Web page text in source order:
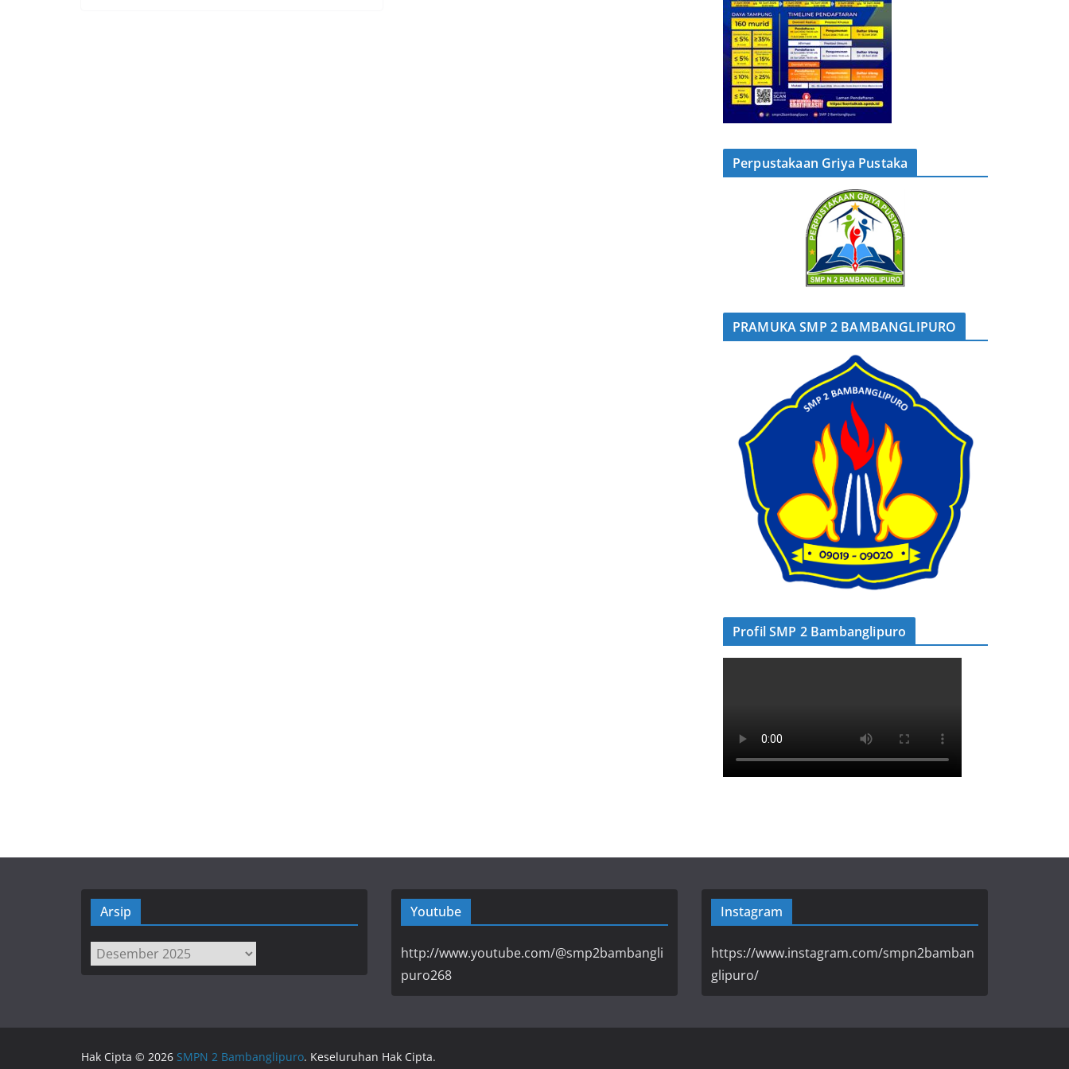
Perpustakaan Griya Pustaka
PRAMUKA SMP 2 BAMBANGLIPURO
Profil SMP 2 Bambanglipuro
Arsip
Arsip
Youtube
http://www.youtube.com/@smp2bambangli
puro268
Instagram
https://www.instagram.com/smpn2bamban
glipuro/
Hak Cipta © 2026 SMPN 2 Bambanglipuro. Keseluruhan Hak Cipta.